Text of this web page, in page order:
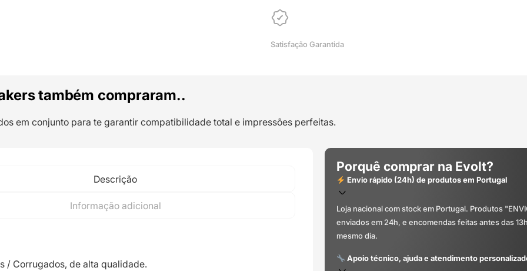
(mangueira
plástico
OEM
Satisfação Garantida
também compraram..
em conjunto para te garantir compatibilidade total e impressões perfeitas.
Descrição
Informação adicional
/ Corrugados, de alta qualidade.
Porquê comprar na Evolt?
Envio rápido (24h) de produtos em Portugal
Loja nacional com stock em Portugal. Produtos
enviados em 24h, e encomendas feitas antes das
mesmo dia.
Apoio técnico, ajuda e atendimento